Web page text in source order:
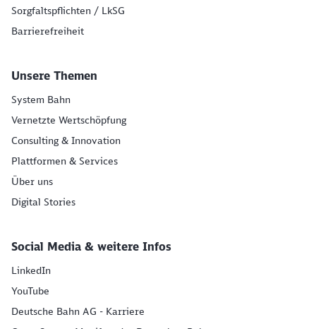
Sorgfaltspflichten / LkSG
Barrierefreiheit
Unsere Themen
System Bahn
Vernetzte Wertschöpfung
Consulting & Innovation
Plattformen & Services
Über uns
Digital Stories
Social Media & weitere Infos
LinkedIn
YouTube
Deutsche Bahn AG - Karriere